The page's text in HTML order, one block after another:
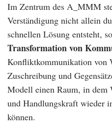
Im Zentrum des A_MMM
Verständigung nicht allein
schnellen Lösung entsteht,
Transformation von
Konfliktkommunikation von
Zuschreibung und
Modell einen Raum, in dem
und Handlungskraft wieder
können.